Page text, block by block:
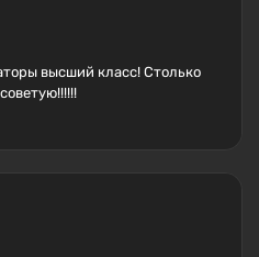
высший класс! Столько